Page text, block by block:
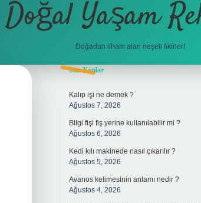
Doğal Yaşam
Doğadan ilham alan neşeli fikirler!
Sidebar
Son Yazılar
Kalıp işi ne demek ?
Ağustos 7, 2026
Bilgi fişi fiş yerine kullanılabilir mi ?
Ağustos 6, 2026
Kedi kılı makinede nasıl çıkarılır ?
Ağustos 5, 2026
Avanos kelimesinin anlamı nedir ?
Ağustos 4, 2026